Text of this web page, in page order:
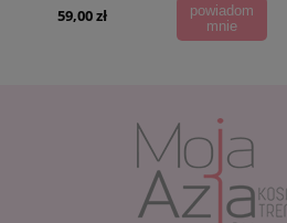
59,00 zł
powiadom
mnie